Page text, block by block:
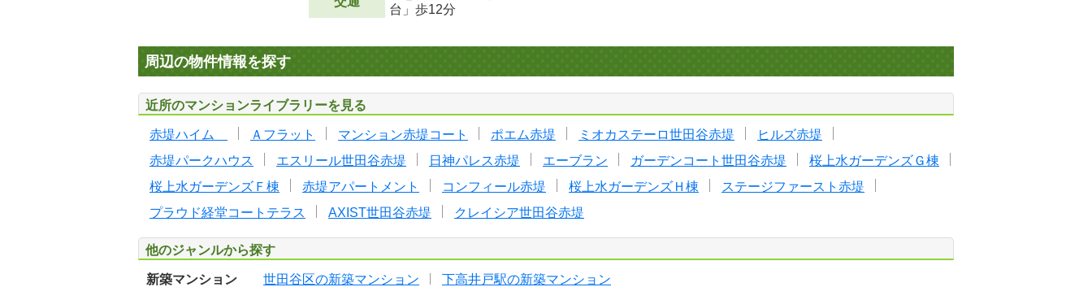
台」歩12分
周辺の物件情報を探す
近所のマンションライブラリーを見る
赤堤ハイム Ａフラット マンション赤堤コート ポエム赤堤 ミオカステーロ世田谷赤堤
ヒルズ赤堤
赤堤パークハウス
エスリール世田谷赤堤 日神パレス赤堤 エーブラン ガーデンコート世田谷赤堤
桜上水ガーデンズＧ棟
桜上水ガーデンズＦ棟
赤堤アパートメント コンフィール赤堤 桜上水ガーデンズＨ棟
ステージファースト赤堤
プラウド経堂コートテラス
AXIST世田谷赤堤 クレイシア世田谷赤堤
他のジャンルから探す
新築マンション 世田谷区の新築マンション
下高井戸駅の新築マンション